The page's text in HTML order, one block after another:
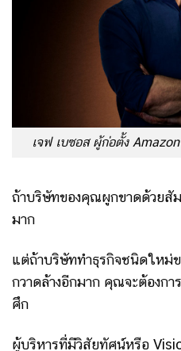
เจฟ เบซอส ผู้ก่อตั้ง
ถ้าบริษัทของคุณผูกขาดด้วยสั
มาก
แต่ถ้าบริษัททำธุรกิจชนิดใหม่
กวาดล้างอีกมาก คุณจะต้องก
ศึก
ผู้บริหารที่มีวิสัยทัศน์หรือ